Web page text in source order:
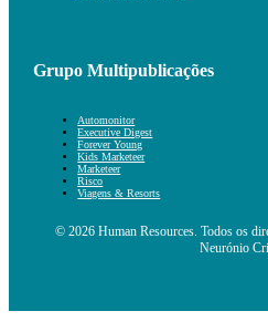
Grupo Multipublicações
Automonitor
Executive Digest
Forever Young
Kids Marketeer
Marketeer
Risco
Viagens & Resorts
© 2026 Human Resources. Todos os
Neurónio